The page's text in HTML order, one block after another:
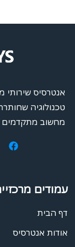
טכנולוגיה
מחשוב מתקדמים
עמודים
דף הבית
אודות אנטרסיס